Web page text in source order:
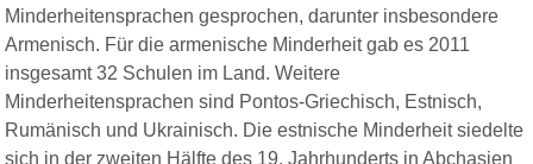
Minderheitensprachen gesprochen, darunter insbesondere
Armenisch. Für die armenische Minderheit gab es 2011
insgesamt 32 Schulen im Land. Weitere
Minderheitensprachen sind Pontos-Griechisch, Estnisch,
Rumänisch und Ukrainisch. Die estnische Minderheit siedelte
sich in der zweiten Hälfte des 19. Jahrhunderts in Abchasien